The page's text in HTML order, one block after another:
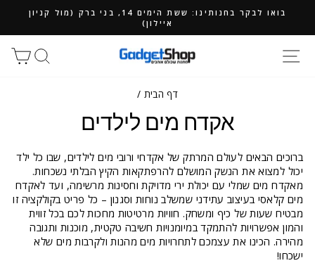
בואו לבקר בחנותינו: ששת הימים 14, בני ברק (מול קניון
איילון)
חיפוש
דף הבית /
אקדח מים לילדים
ברוכים הבאים לעולם המרתק של אקדחי ורובי מים לילדים, שבו כל ילד
יכול למצוא את הנשק המושלם להרפתקאות הקיץ הבלתי נשכחות.
מאקדח מים שמלי עם יכולת ירי מדויקת וחסינות מרשימה, ועד לאקדח
מים קלאסי בעיצוב עתידני שמשלב נוחות וסגנון – כל פריט בקולקציה זו
מבטיח שעות של כיף ומשחק. חוויות מרטיטות מחכות לכם בכל זווית
והמון אפשרויות להתמקד במיומנויות חשיבה טקטית, מוכנות ותגובה
מהירה. הכינו את עצמכם לתחרויות מים מהנות ולקרבות מים שלא
ישכחו!